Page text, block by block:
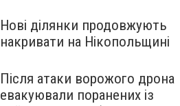
Нові ділянки продовжують
накривати на Нікопольщині
Після атаки ворожого дрона
евакуювали поранених із